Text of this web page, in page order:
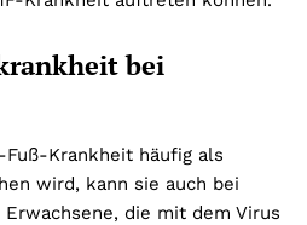
bei
Krankheit häufig als
wird, kann sie auch bei
die mit dem Virus